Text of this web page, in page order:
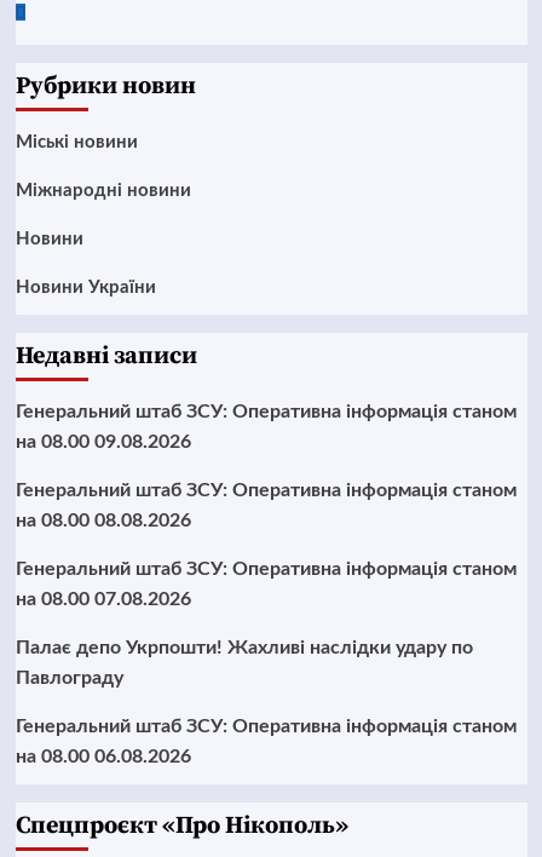
Google
Рубрики новин
Mіські новини
Міжнародні новини
Новини
Новини України
Недавні записи
Генеральний штаб ЗСУ: Оперативна інформація станом
на 08.00 09.08.2026
Генеральний штаб ЗСУ: Оперативна інформація станом
на 08.00 08.08.2026
Генеральний штаб ЗСУ: Оперативна інформація станом
на 08.00 07.08.2026
Палає депо Укрпошти! Жахливі наслідки удару по
Павлограду
Генеральний штаб ЗСУ: Оперативна інформація станом
на 08.00 06.08.2026
Cпецпроєкт «Про Нікополь»